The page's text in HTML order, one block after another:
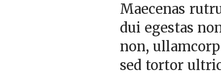
Maecenas
dui egestas
non,
sed tortor